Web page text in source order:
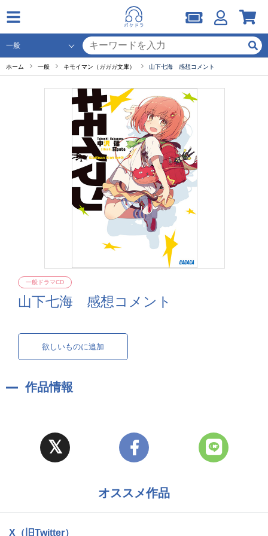
ホーム 一般 キモイマン（ガガガ文庫） 山下七海 感想コメント
山下七海 感想コメント
一般ドラマCD
欲しいものに追加
作品情報
オススメ作品
X（旧Twitter）